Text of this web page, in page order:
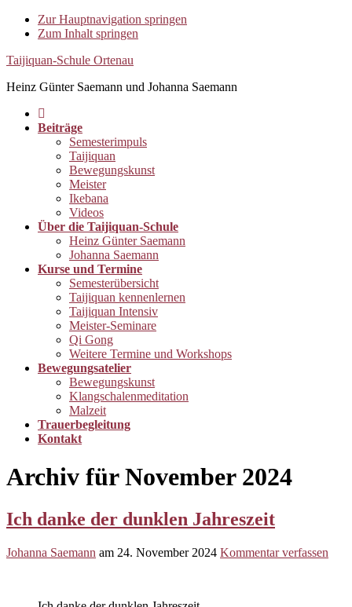
Zur Hauptnavigation springen
Zum Inhalt springen
Taijiquan-Schule Ortenau
Heinz Günter Saemann und Johanna Saemann
Beiträge
Semesterimpuls
Taijiquan
Bewegungskunst
Meister
Ikebana
Videos
Über die Taijiquan-Schule
Heinz Günter Saemann
Johanna Saemann
Kurse und Termine
Semesterübersicht
Taijiquan kennenlernen
Taijiquan Intensiv
Meister-Seminare
Qi Gong
Weitere Termine und Workshops
Bewegungsatelier
Bewegungskunst
Klangschalenmeditation
Malzeit
Trauerbegleitung
Kontakt
Archiv für November 2024
Ich danke der dunklen Jahreszeit
Johanna Saemann am 24. November 2024 Kommentar verfassen